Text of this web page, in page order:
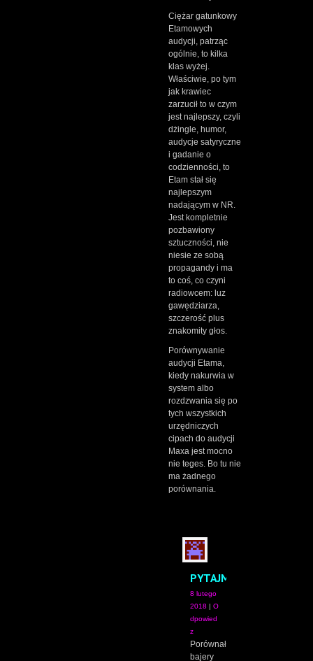
Ciężar gatunkowy
Etamowych
audycji, patrząc
ogólnie, to kilka
klas wyżej.
Właściwie, po tym
jak krawiec
zarzucił to w czym
jest najlepszy, czyli
dżingle, humor,
audycje satyryczne
i gadanie o
codzienności, to
Etam stał się
najlepszym
nadającym w NR.
Jest kompletnie
pozbawiony
sztuczności, nie
niesie ze sobą
propagandy i ma
to coś, co czyni
radiowcem: luz
gawędziarza,
szczerość plus
znakomity głos.
Porównywanie
audycji Etama,
kiedy nakurwia w
system albo
rozdzwania się po
tych wszystkich
urzędniczych
cipach do audycji
Maxa jest mocno
nie teges. Bo tu nie
ma żadnego
porównania.
PYTAJMIERZ
8 lutego
2018
O
dpowied
z
Porównałem
bajery